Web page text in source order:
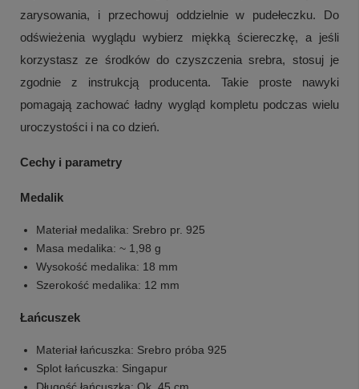
zarysowania, i przechowuj oddzielnie w pudełeczku. Do
odświeżenia wyglądu wybierz miękką ściereczkę, a jeśli
korzystasz ze środków do czyszczenia srebra, stosuj je
zgodnie z instrukcją producenta. Takie proste nawyki
pomagają zachować ładny wygląd kompletu podczas wielu
uroczystości i na co dzień.
Cechy i parametry
Medalik
Materiał medalika: Srebro pr. 925
Masa medalika: ~ 1,98 g
Wysokość medalika: 18 mm
Szerokość medalika: 12 mm
Łańcuszek
Materiał łańcuszka: Srebro próba 925
Splot łańcuszka: Singapur
Długość łańcuszka: Ok. 45 cm